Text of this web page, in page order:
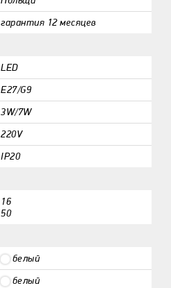
гарантия 12 месяцев
LED
E27/G9
3W/7W
220V
IP20
16
50
белый
белый